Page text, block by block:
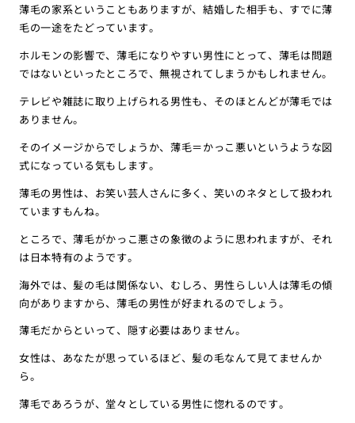
薄毛の家系ということもありますが、結婚した相手も、すでに薄
毛の一途をたどっています。
ホルモンの影響で、薄毛になりやすい男性にとって、薄毛は問題
ではないといったところで、無視されてしまうかもしれません。
テレビや雑誌に取り上げられる男性も、そのほとんどが薄毛では
ありません。
そのイメージからでしょうか、薄毛＝かっこ悪いというような図
式になっている気もします。
薄毛の男性は、お笑い芸人さんに多く、笑いのネタとして扱われ
ていますもんね。
ところで、薄毛がかっこ悪さの象徴のように思われますが、それ
は日本特有のようです。
海外では、髪の毛は関係ない、むしろ、男性らしい人は薄毛の傾
向がありますから、薄毛の男性が好まれるのでしょう。
薄毛だからといって、隠す必要はありません。
女性は、あなたが思っているほど、髪の毛なんて見てませんか
ら。
薄毛であろうが、堂々としている男性に惚れるのです。